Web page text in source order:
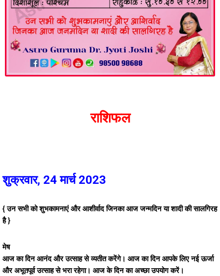
राशिफल
शुक्रवार, 24 मार्च 2023
{ उन सभी को शुभकामनाएं और आशीर्वाद जिनका आज जन्मदिन या शादी की सालगिरह
है }
मेष
आज का दिन आनंद और उत्साह से व्यतीत करेंगे। आज का दिन आपके लिए नई ऊर्जा
और अभूतपूर्व उत्साह से भरा रहेगा। आज के दिन का अच्छा उपयोग करें।